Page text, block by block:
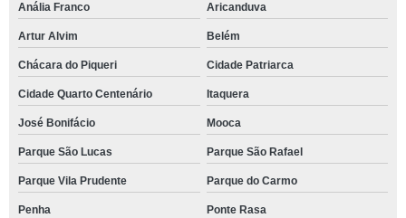
Anália Franco
Aricanduva
Artur Alvim Belém
Chácara do Piqueri Cidade Patriarca
Cidade Quarto Centenário Itaquera
José Bonifácio Mooca
Parque São Lucas Parque São Rafael
Parque Vila Prudente Parque do Carmo
Penha Ponte Rasa